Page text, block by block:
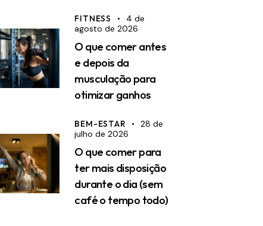
FITNESS
4 de
agosto de 2026
O que comer antes
e depois da
musculação para
otimizar ganhos
BEM-ESTAR
28 de
julho de 2026
O que comer para
ter mais disposição
durante o dia (sem
café o tempo todo)